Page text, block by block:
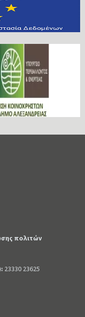
πολιτών
23330 23625